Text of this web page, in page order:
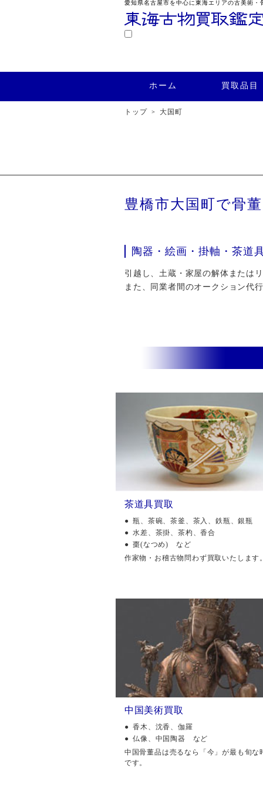
愛知県名古屋市を中心に東海エリアの古美術・
ホーム 買取品目
トップ 大国町
豊橋市大国町で骨
陶器・絵画・掛軸・茶道
引越し、土蔵・家屋の解体または
また、同業者間のオークション代
茶道具買取
瓶、茶碗、茶釜、茶入、鉄瓶、銀瓶
水差、茶掛、茶杓、香合
棗(なつめ) など
作家物・お稽古物問わず買取いたします
中国美術買取
香木、沈香、伽羅
仏像、中国陶器 など
中国骨董品は売るなら「今」が最も旬な
です。